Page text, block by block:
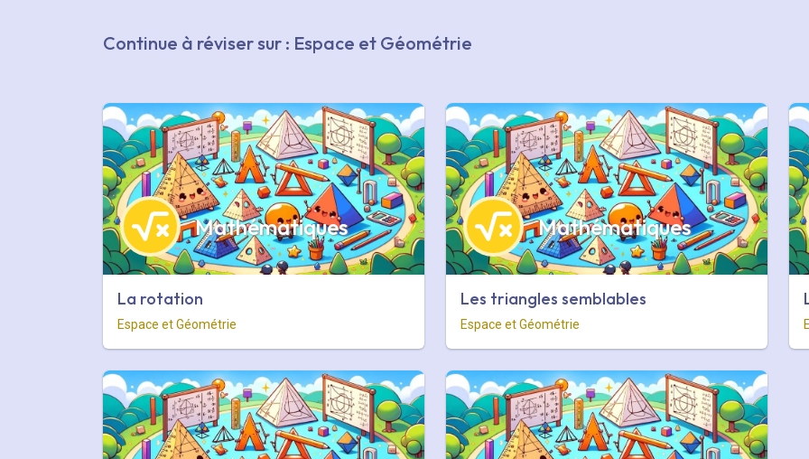
Continue à réviser sur : Espace et Géométrie
Mathématiques
La rotation
Espace et Géométrie
Mathématiques
Les triangles semblables
Espace et Géométrie